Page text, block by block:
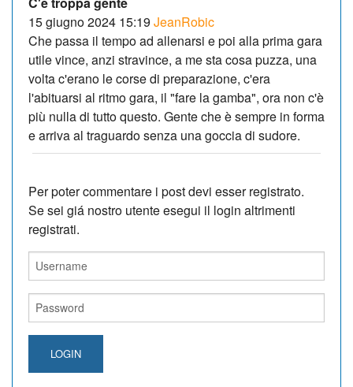
15 giugno 2024 15:19 JeanRobic
Che passa il tempo ad allenarsi e poi alla prima gara
utile vince, anzi stravince, a me sta cosa puzza, una
volta c'erano le corse di preparazione, c'era
l'abituarsi al ritmo gara, il "fare la gamba", ora non c'è
più nulla di tutto questo. Gente che è sempre in forma
e arriva al traguardo senza una goccia di sudore.
Per poter commentare i post devi esser registrato.
Se sei giá nostro utente esegui il login altrimenti
registrati.
LOGIN